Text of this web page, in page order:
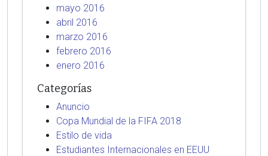
mayo 2016
abril 2016
marzo 2016
febrero 2016
enero 2016
Categorías
Anuncio
Copa Mundial de la FIFA 2018
Estilo de vida
Estudiantes Internacionales en EEUU